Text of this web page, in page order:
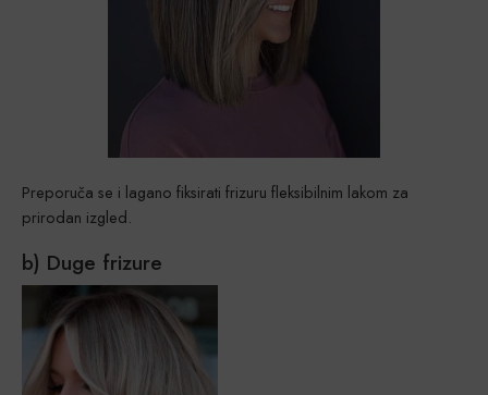
Preporuča se i lagano fiksirati frizuru fleksibilnim lakom za
prirodan izgled.
b) Duge frizure